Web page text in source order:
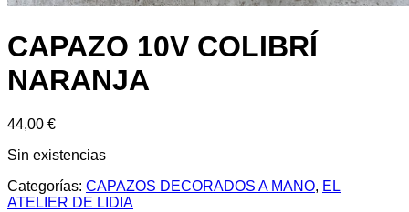
CAPAZO 10V COLIBRÍ
NARANJA
44,00 €
Sin existencias
Categorías: CAPAZOS DECORADOS A MANO, EL
ATELIER DE LIDIA